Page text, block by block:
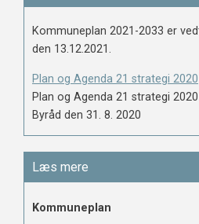
Kommuneplan 2021-2033 er
den 13.12.2021.
Plan og Agenda 21 strategi 2020
Plan og Agenda 21 strategi
Byråd den 31. 8. 2020
Læs mere
Kommuneplan